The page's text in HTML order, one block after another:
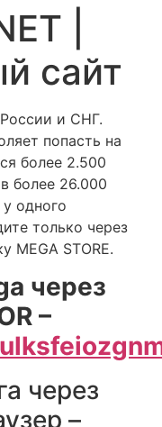
|
сайт
и СНГ.
попасть на
более 2.500
более 26.000
одного
только через
MEGA STORE.
через
–
через
–